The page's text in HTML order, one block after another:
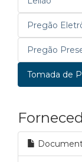
Pregão
Pregão
Tomada de